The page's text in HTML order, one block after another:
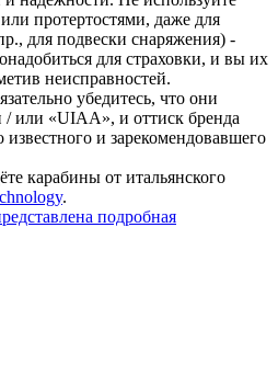
протертостями, даже для
для подвески снаряжения) -
для страховки, и вы их
неисправностей.
убедитесь, что они
или «UIAA», и оттиск бренда
известного и зарекомендовавшего
карабины от итальянского
.
подробная